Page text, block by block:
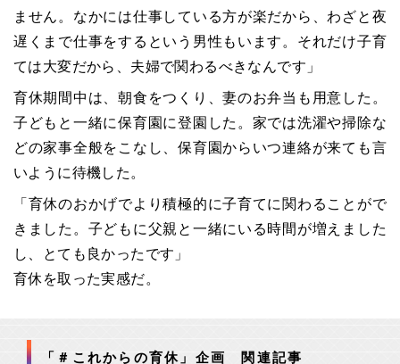
ません。なかには仕事している方が楽だから、わざと夜
遅くまで仕事をするという男性もいます。それだけ子育
ては大変だから、夫婦で関わるべきなんです」
育休期間中は、朝食をつくり、妻のお弁当も用意した。
子どもと一緒に保育園に登園した。家では洗濯や掃除な
どの家事全般をこなし、保育園からいつ連絡が来ても言
いように待機した。
「育休のおかげでより積極的に子育てに関わることがで
きました。子どもに父親と一緒にいる時間が増えました
し、とても良かったです」
育休を取った実感だ。
「＃これからの育休」企画 関連記事